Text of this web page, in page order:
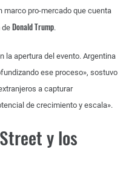
marco pro-mercado que cuenta
de Donald Trump.
la apertura del evento. Argentina
ese proceso», sostuvo
a capturar
de crecimiento y escala».
y los